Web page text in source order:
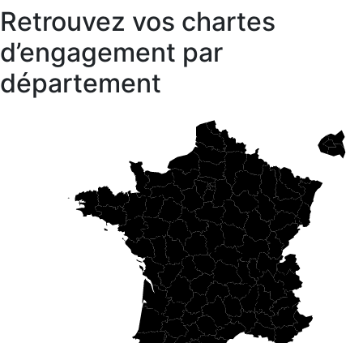
Retrouvez vos chartes
d’engagement par
département